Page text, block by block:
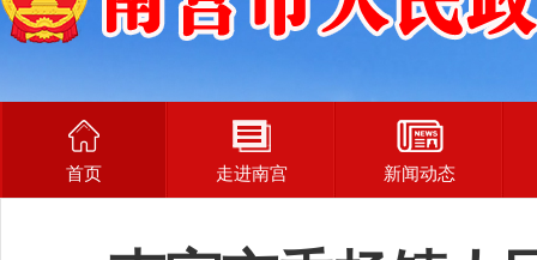
首页 走进南宫 新闻动态